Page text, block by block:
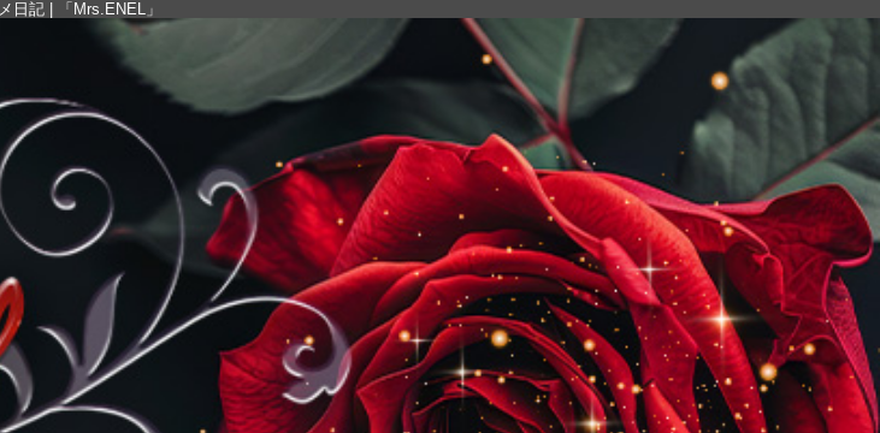
日記 | 「Mrs.ENEL」